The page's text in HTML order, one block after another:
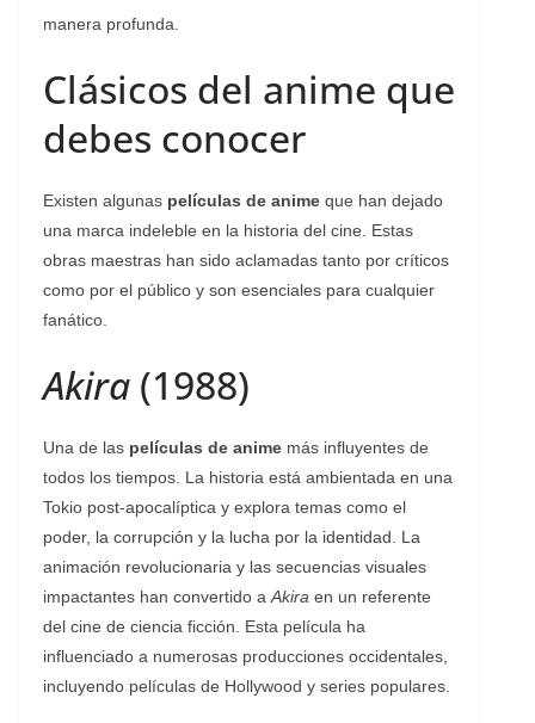
manera profunda.
Clásicos del anime que
debes conocer
Existen algunas películas de anime que han dejado
una marca indeleble en la historia del cine. Estas
obras maestras han sido aclamadas tanto por críticos
como por el público y son esenciales para cualquier
fanático.
Akira (1988)
Una de las películas de anime más influyentes de
todos los tiempos. La historia está ambientada en una
Tokio post-apocalíptica y explora temas como el
poder, la corrupción y la lucha por la identidad. La
animación revolucionaria y las secuencias visuales
impactantes han convertido a Akira en un referente
del cine de ciencia ficción. Esta película ha
influenciado a numerosas producciones occidentales,
incluyendo películas de Hollywood y series populares.